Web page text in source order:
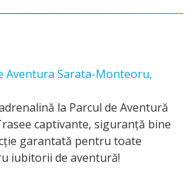
Aventura Sarata-Monteoru,
la Parcul de Aventură
captivante, siguranță bine
garantată pentru toate
iubitorii de aventură!